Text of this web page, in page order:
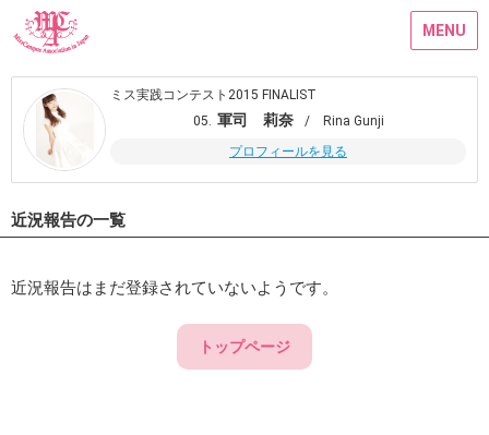
MENU
ミス実践コンテスト2015 FINALIST
05. 軍司 莉奈
/ Rina Gunji
プロフィールを見る
近況報告の一覧
近況報告はまだ登録されていないようです。
トップページ